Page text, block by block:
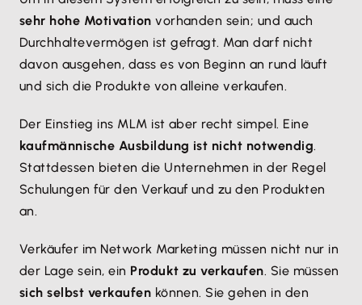
sehr hohe Motivation vorhanden sein; und auch
Durchhaltevermögen ist gefragt. Man darf nicht
davon ausgehen, dass es von Beginn an rund läuft
und sich die Produkte von alleine verkaufen.
Der Einstieg ins MLM ist aber recht simpel. Eine
kaufmännische Ausbildung ist nicht notwendig.
Stattdessen bieten die Unternehmen in der Regel
Schulungen für den Verkauf und zu den Produkten
an.
Verkäufer im Network Marketing müssen nicht nur in
der Lage sein, ein Produkt zu verkaufen. Sie müssen
sich selbst verkaufen können. Sie gehen in den